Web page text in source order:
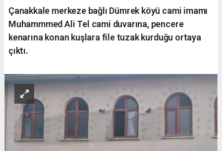
Çanakkale merkeze bağlı Dümrek köyü cami imamı
Muhammmed Ali Tel cami duvarına, pencere
kenarına konan kuşlara file tuzak kurduğu ortaya
çıktı.